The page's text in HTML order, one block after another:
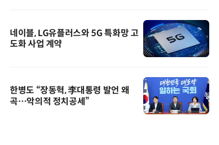
네이블, LG유플러스와 5G 특화망 고
도화 사업 계약
한병도 “장동혁, 李대통령 발언 왜
곡…악의적 정치공세”